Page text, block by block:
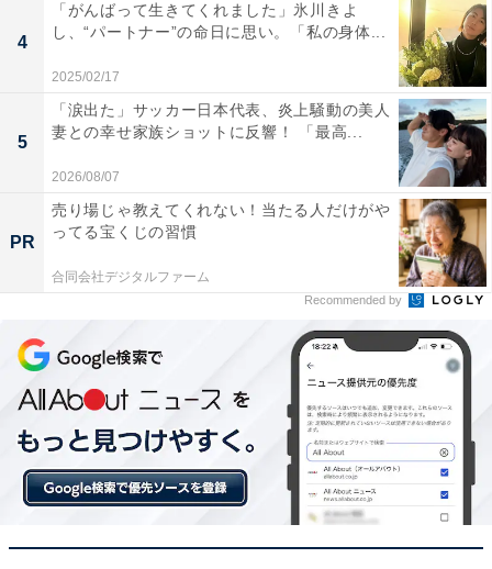
4
「がんばって生きてくれました」氷川きよ
し、“パートナー”の命日に思い。「私の身体...
2025/02/17
5
「涙出た」サッカー日本代表、炎上騒動の美人
妻との幸せ家族ショットに反響！ 「最高...
2026/08/07
PR
売り場じゃ教えてくれない！当たる人だけがや
ってる宝くじの習慣
合同会社デジタルファーム
Recommended by